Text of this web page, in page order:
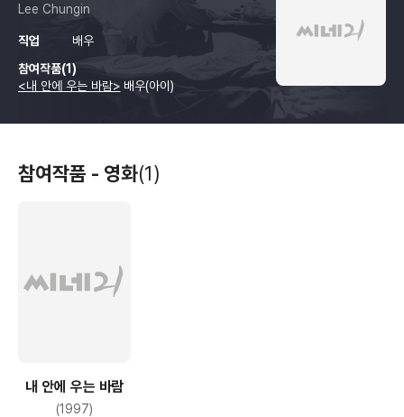
Lee Chungin
직업
배우
참여작품(1)
<내 안에 우는 바람> 배우(아이)
참여작품 - 영화(1)
내 안에 우는 바람
(1997)